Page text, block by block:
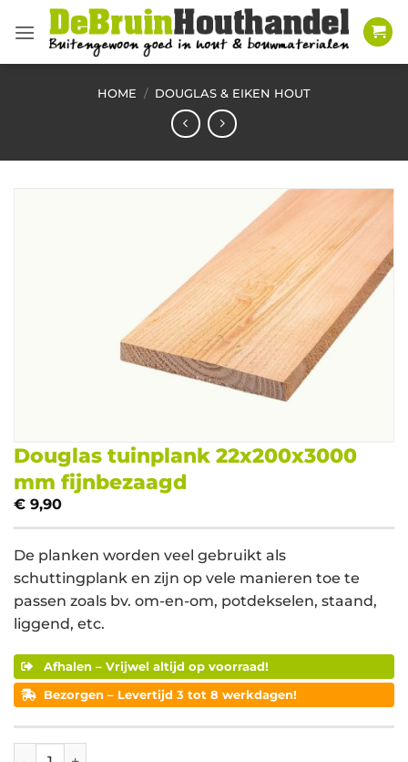
naar
HOME / DOUGLAS & EIKEN HOUT
Douglas tuinplank 22x200x3000
mm fijnbezaagd
€ 9,90
De planken worden veel gebruikt als
schuttingplank en zijn op vele manieren toe te
passen zoals bv. om-en-om, potdekselen, staand,
liggend, etc.
Afhalen – Vrijwel altijd op voorraad!
Bezorgen – Levertijd 3 tot 8 werkdagen!
Douglas tuinplank 22x200x3000 mm fijnbezaagd aantal